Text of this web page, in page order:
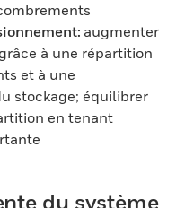
augmenter
à une répartition
et à une
stockage; équilibrer
en tenant
du système